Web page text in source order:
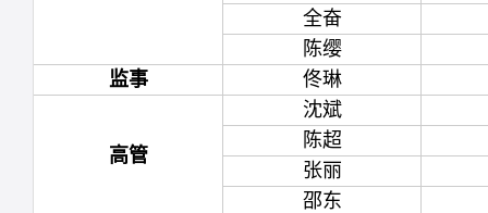
全奋
陈缨
监事
佟琳
高管
沈斌
陈超
张丽
邵东